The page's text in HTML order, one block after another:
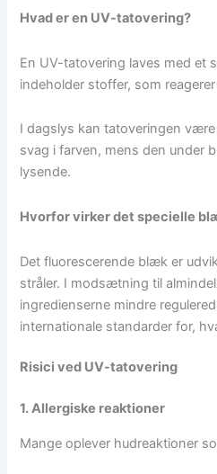
Hvad er en UV-tatovering?
En UV-tatovering laves med et
indeholder stoffer, som
I dagslys kan tatoveringen
svag i farven, mens den under
lysende.
Hvorfor virker det specielle
Det fluorescerende blæk er
stråler. I modsætning til
ingredienserne mindre
internationale standarder for,
Risici ved UV-tatovering
1. Allergiske reaktioner
Mange oplever hudreaktioner